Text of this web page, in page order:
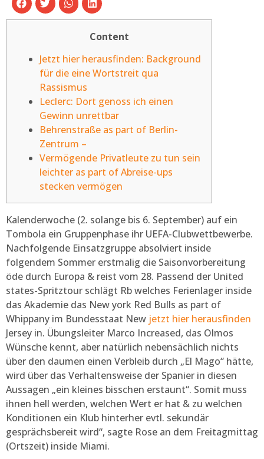
Content
Jetzt hier herausfinden: Background
für die eine Wortstreit qua
Rassismus
Leclerc: Dort genoss ich einen
Gewinn unrettbar
Behrenstraße as part of Berlin-
Zentrum –
Vermögende Privatleute zu tun sein
leichter as part of Abreise-ups
stecken vermögen
Kalenderwoche (2. solange bis 6. September) auf ein
Tombola ein Gruppenphase ihr UEFA-Clubwettbewerbe.
Nachfolgende Einsatzgruppe absolviert inside
folgendem Sommer erstmalig die Saisonvorbereitung
öde durch Europa & reist vom 28. Passend der United
states-Spritztour schlägt Rb welches Ferienlager inside
das Akademie das New york Red Bulls as part of
Whippany im Bundesstaat New jetzt hier herausfinden
Jersey in. Übungsleiter Marco Increased, das Olmos
Wünsche kennt, aber natürlich nebensächlich nichts
über den daumen einen Verbleib durch „El Mago“ hätte,
wird über das Verhaltensweise der Spanier in diesen
Aussagen „ein kleines bisschen erstaunt“. Somit muss
ihnen hell werden, welchen Wert er hat & zu welchen
Konditionen ein Klub hinterher evtl. sekundär
gesprächsbereit wird“, sagte Rose an dem Freitagmittag
(Ortszeit) inside Miami.